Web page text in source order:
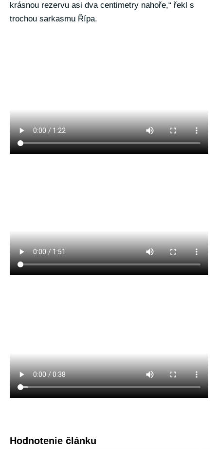
krásnou rezervu asi dva centimetry nahoře,“ řekl s
trochou sarkasmu Řípa.
Hodnotenie článku